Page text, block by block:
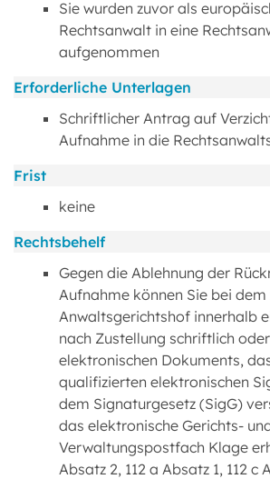
Sie wurden zuvor als
Rechtsanwalt in eine
aufgenommen
Erforderliche Unterlagen
Schriftlicher Antrag auf
Aufnahme in die
Frist
keine
Rechtsbehelf
Gegen die Ablehnung der
Aufnahme können Sie bei
Anwaltsgerichtshof innerhalb
nach Zustellung schriftlich
elektronischen Dokuments,
qualifizierten elektronischen
dem Signaturgesetz (SigG)
das elektronische Gerichts-
Verwaltungspostfach Klage
Absatz 2, 112 a Absatz 1, 112 c